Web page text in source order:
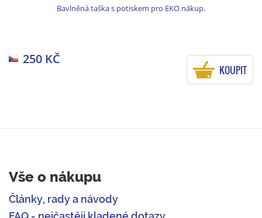
Bavlněná taška s potiskem pro EKO nákup.
250 KČ
KOUPIT
Vše o nákupu
Články, rady a návody